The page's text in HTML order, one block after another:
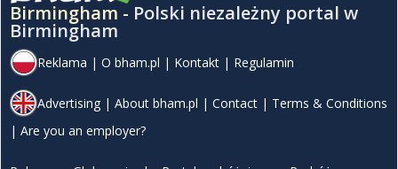
Birmingham - Polski niezależny portal w
Birmingham
Reklama | O bham.pl | Kontakt | Regulamin
Advertising | About bham.pl | Contact | Terms & Conditions
| Are you an employer?